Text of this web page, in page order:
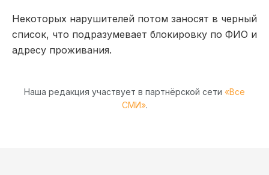
Некоторых нарушителей потом заносят в черный
список, что подразумевает блокировку по ФИО и
адресу проживания.
Наша редакция участвует в партнёрской сети «Все
СМИ».